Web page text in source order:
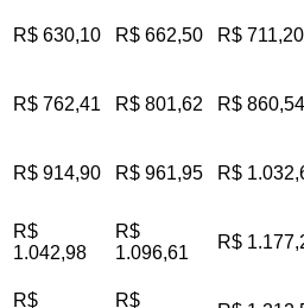
R$ 630,10 R$ 662,50 R$ 711,20
R$ 762,41 R$ 801,62 R$ 860,54
R$ 914,90 R$ 961,95 R$
R$
1.042,98
R$
1.096,61
R$
R$
R$